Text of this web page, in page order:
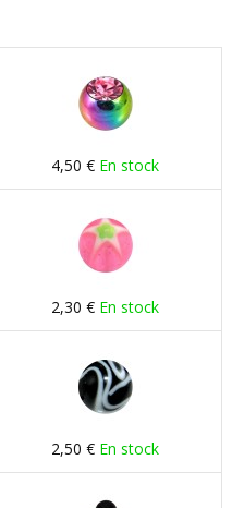
4,50 € En stock
2,30 € En stock
2,50 € En stock